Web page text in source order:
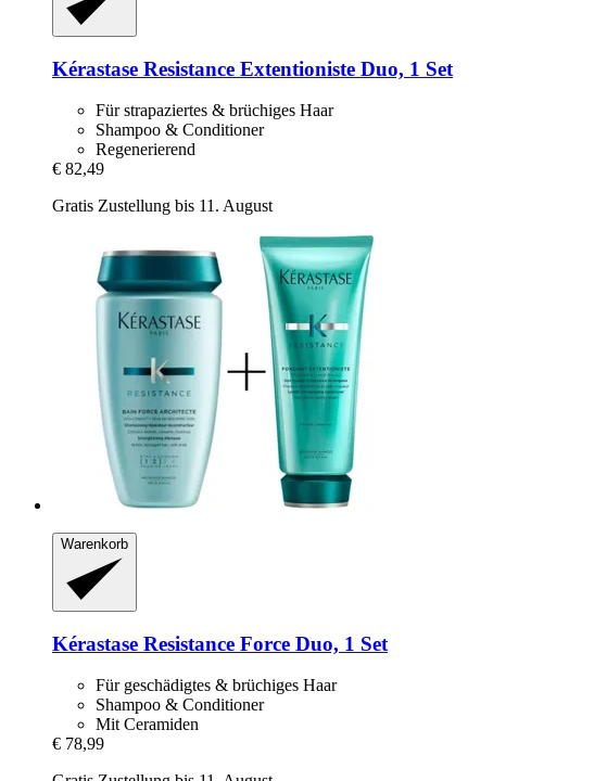
Kérastase Resistance Extentioniste Duo, 1 Set
Für strapaziertes & brüchiges Haar
Shampoo & Conditioner
Regenerierend
€ 82,49
Gratis Zustellung bis 11. August
Warenkorb
Kérastase Resistance Force Duo, 1 Set
Für geschädigtes & brüchiges Haar
Shampoo & Conditioner
Mit Ceramiden
€ 78,99